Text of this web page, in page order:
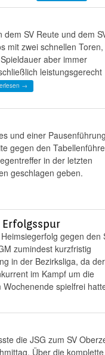
dem SV Reute und dem
mit zwei schnellen Toren,
aber immer
leistungsgerecht
→
und einer Pausenführung
gegen den
in der letzten
geschlagen geben.
Erfolgsspur
gegen den
zumindest kurzfristig
in der Bezirksliga, da der
im Kampf um die
spielfrei
die JSG zum SV
Über die komplette